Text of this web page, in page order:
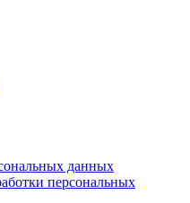
данных
персональных